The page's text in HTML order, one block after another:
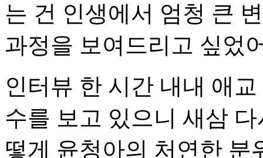
는 건 인생에서 엄청 큰
과정을 보여드리고 싶었
인터뷰 한 시간 내내 애
수를 보고 있으니 새삼
떻게 윤청아의 처연한 분